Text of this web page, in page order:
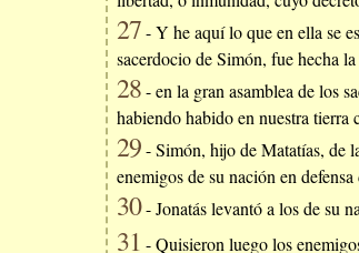
27- Y he aquí lo que en ella se
sacerdocio de Simón, fue hecha
28- en la gran asamblea de los
habiendo habido en nuestra tierra
29- Simón, hijo de Matatías, de
enemigos de su nación en
30- Jonatás levantó a los de su
31 - Quisieron luego los